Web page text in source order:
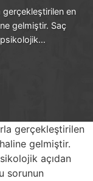
gerçekleştirilen en
gelmiştir. Saç
gerçekleştirilen
gelmiştir.
açıdan
sorunun